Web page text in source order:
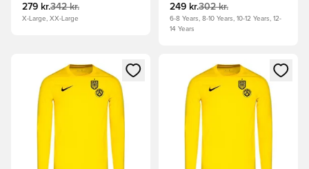
279 kr.342 kr.
X-Large, XX-Large
249 kr.302 kr.
6-8 Years, 8-10 Years, 10-12 Years, 12-
14 Years
Åbner en Modal til at logge ind eller tilmelde dig som
Åbner en Modal til at logge